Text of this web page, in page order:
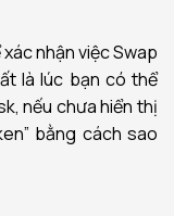
nhận việc Swap
là lúc bạn có thể
nếu chưa hiển thị
bằng cách sao